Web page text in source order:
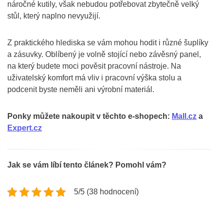
náročné kutily, však nebudou potřebovat zbytečně velký
stůl, který naplno nevyužijí.
Z praktického hlediska se vám mohou hodit i různé šuplíky
a zásuvky. Oblíbený je volně stojící nebo závěsný panel,
na který budete moci pověsit pracovní nástroje. Na
uživatelský komfort má vliv i pracovní výška stolu a
podcenit byste neměli ani výrobní materiál.
Ponky můžete nakoupit v těchto e-shopech: Mall.cz a
Expert.cz
Jak se vám líbí tento článek? Pomohl vám?
5/5 (38 hodnocení)